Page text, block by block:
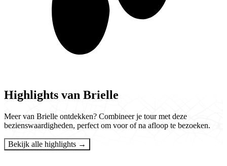
Highlights van Brielle
Meer van Brielle ontdekken? Combineer je tour met deze
bezienswaardigheden, perfect om voor of na afloop te bezoeken.
Bekijk alle highlights →